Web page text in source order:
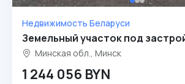
Недвижимость Беларуси
Земельный участок под
Минская обл., Минск
1 244 056 BYN